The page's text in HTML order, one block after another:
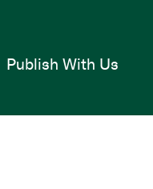
Publish With Us